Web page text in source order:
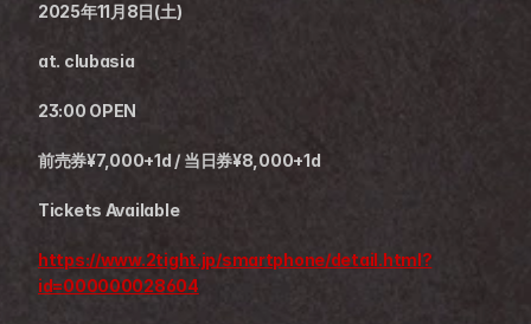
2025年11月8日(土)
at. clubasia
23:00 OPEN
前売券¥7,000+1d / 当日券¥8,000+1d
Tickets Available
https://www.2tight.jp/smartphone/detail.html?
id=000000028604